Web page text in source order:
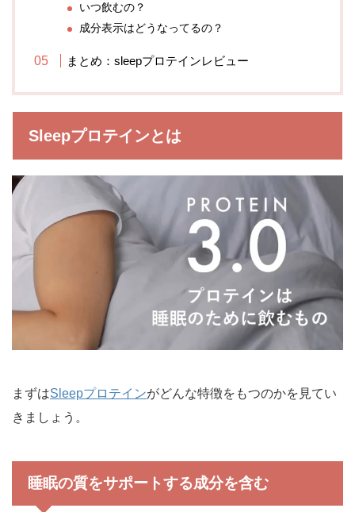
いつ飲むの？
成分表示はどうなってるの？
まとめ：sleepプロテインレビュー
Sleepプロテインとは
まずはSleepプロテインがどんな特徴をもつのかを見てい
きましょう。
睡眠の質をサポートする成分を含む